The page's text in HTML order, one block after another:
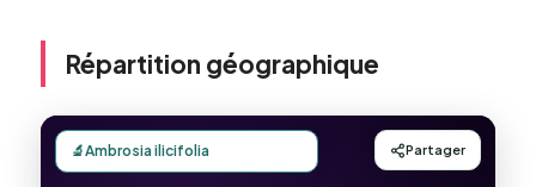
Répartition géographique